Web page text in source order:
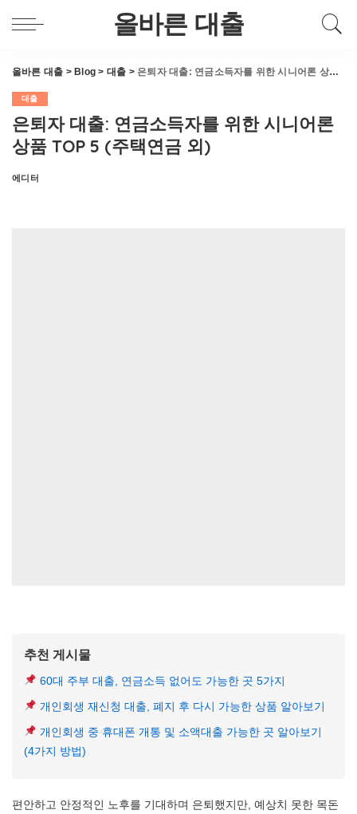
올바른 대출
올바른 대출 > Blog > 대출 > 은퇴자 대출: 연금소득자를 위한 시니어론 상품 TOP 5 (주택연금 외)
대출
은퇴자 대출: 연금소득자를 위한 시니어론
상품 TOP 5 (주택연금 외)
Posted
에디터
추천 게시물
60대 주부 대출, 연금소득 없어도 가능한 곳 5가지
개인회생 재신청 대출, 폐지 후 다시 가능한 상품 알아보기
개인회생 중 휴대폰 개통 및 소액대출 가능한 곳 알아보기
(4가지 방법)
편안하고 안정적인 노후를 기대하며 은퇴했지만, 예상치 못한 목돈